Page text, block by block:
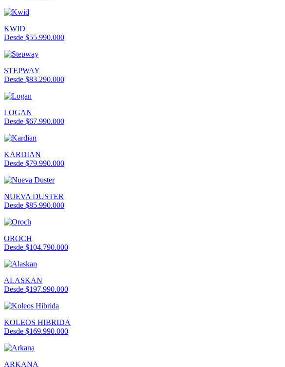
KWID
Desde $55.990.000
STEPWAY
Desde $83.290.000
LOGAN
Desde $67.990.000
KARDIAN
Desde $79.990.000
NUEVA DUSTER
Desde $85.990.000
OROCH
Desde $104.790.000
ALASKAN
Desde $197.990.000
KOLEOS HIBRIDA
Desde $169.990.000
ARKANA